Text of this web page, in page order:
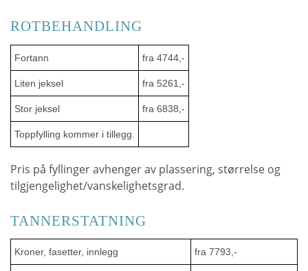
ROTBEHANDLING
Fortann fra 4744,-
Liten jeksel fra 5261,-
Stor jeksel fra 6838,-
Toppfylling kommer i tillegg.
Pris på fyllinger avhenger av plassering, størrelse og
tilgjengelighet/vanskelighetsgrad.
TANNERSTATNING
Kroner, fasetter, innlegg fra 7793,-